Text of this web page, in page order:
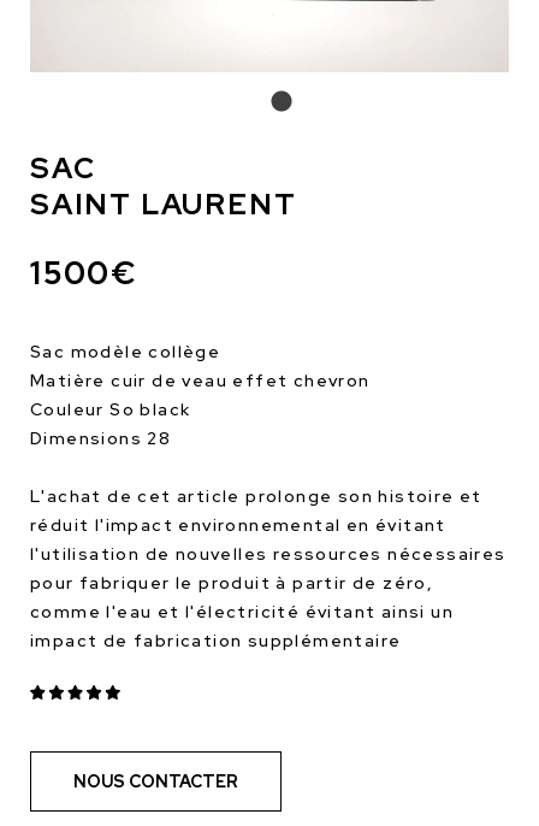
SAC
SAINT LAURENT
1500€
Sac modèle collège
Matière cuir de veau effet chevron
Couleur So black
Dimensions 28
L'achat de cet article prolonge son histoire et
réduit l'impact environnemental en évitant
l'utilisation de nouvelles ressources nécessaires
pour fabriquer le produit à partir de zéro,
comme l'eau et l'électricité évitant ainsi un
impact de fabrication supplémentaire
NOUS CONTACTER